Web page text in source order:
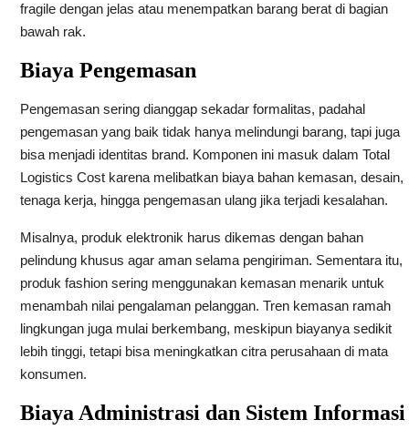
fragile dengan jelas atau menempatkan barang berat di bagian
bawah rak.
Biaya Pengemasan
Pengemasan sering dianggap sekadar formalitas, padahal
pengemasan yang baik tidak hanya melindungi barang, tapi juga
bisa menjadi identitas brand. Komponen ini masuk dalam Total
Logistics Cost karena melibatkan biaya bahan kemasan, desain,
tenaga kerja, hingga pengemasan ulang jika terjadi kesalahan.
Misalnya, produk elektronik harus dikemas dengan bahan
pelindung khusus agar aman selama pengiriman. Sementara itu,
produk fashion sering menggunakan kemasan menarik untuk
menambah nilai pengalaman pelanggan. Tren kemasan ramah
lingkungan juga mulai berkembang, meskipun biayanya sedikit
lebih tinggi, tetapi bisa meningkatkan citra perusahaan di mata
konsumen.
Biaya Administrasi dan Sistem Informasi